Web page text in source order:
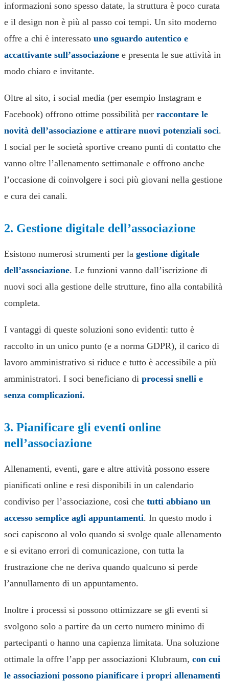
informazioni sono spesso datate, la struttura è poco curata
e il design non è più al passo coi tempi. Un sito moderno
offre a chi è interessato uno sguardo autentico e
accattivante sull’associazione e presenta le sue attività in
modo chiaro e invitante.
Oltre al sito, i social media (per esempio Instagram e
Facebook) offrono ottime possibilità per raccontare le
novità dell’associazione e attirare nuovi potenziali soci.
I social per le società sportive creano punti di contatto che
vanno oltre l’allenamento settimanale e offrono anche
l’occasione di coinvolgere i soci più giovani nella gestione
e cura dei canali.
2. Gestione digitale dell’associazione
Esistono numerosi strumenti per la gestione digitale
dell’associazione. Le funzioni vanno dall’iscrizione di
nuovi soci alla gestione delle strutture, fino alla contabilità
completa.
I vantaggi di queste soluzioni sono evidenti: tutto è
raccolto in un unico punto (e a norma GDPR), il carico di
lavoro amministrativo si riduce e tutto è accessibile a più
amministratori. I soci beneficiano di processi snelli e
senza complicazioni.
3. Pianificare gli eventi online
nell’associazione
Allenamenti, eventi, gare e altre attività possono essere
pianificati online e resi disponibili in un calendario
condiviso per l’associazione, così che tutti abbiano un
accesso semplice agli appuntamenti. In questo modo i
soci capiscono al volo quando si svolge quale allenamento
e si evitano errori di comunicazione, con tutta la
frustrazione che ne deriva quando qualcuno si perde
l’annullamento di un appuntamento.
Inoltre i processi si possono ottimizzare se gli eventi si
svolgono solo a partire da un certo numero minimo di
partecipanti o hanno una capienza limitata. Una soluzione
ottimale la offre l’app per associazioni Klubraum, con cui
le associazioni possono pianificare i propri allenamenti